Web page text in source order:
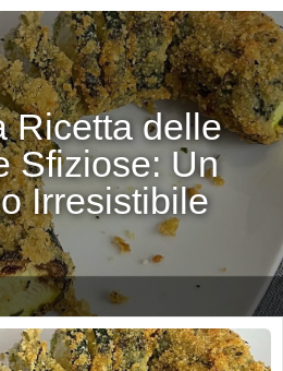
Ricetta delle
Sfiziose: Un
Irresistibile